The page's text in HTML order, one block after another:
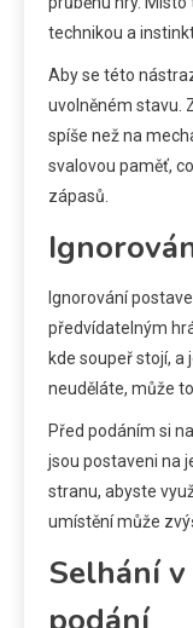
technikou a
Aby se této
uvolněném stavu.
spíše než na
svalovou paměť,
zápasů.
Ignorování
předvídatelným
kde soupeř stojí, a
neuděláte, může
Před podáním si
jsou postaveni na
stranu, abyste
umístění může
Selhání